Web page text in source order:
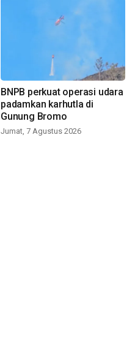
BNPB perkuat operasi udara
padamkan karhutla di
Gunung Bromo
Jumat, 7 Agustus 2026